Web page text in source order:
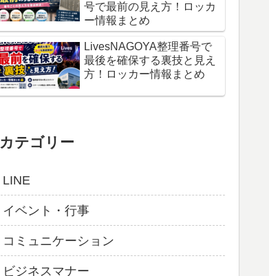
号で最前の見え方！ロッカ
ー情報まとめ
LivesNAGOYA整理番号で
最後を確保する裏技と見え
方！ロッカー情報まとめ
カテゴリー
LINE
イベント・行事
コミュニケーション
ビジネスマナー